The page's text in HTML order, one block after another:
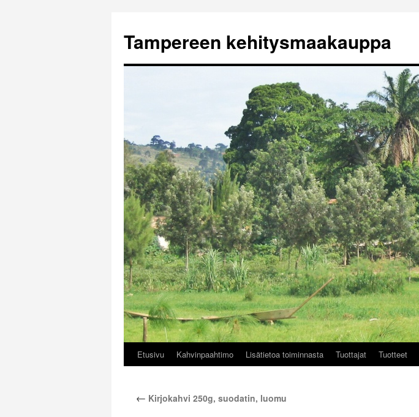
Tampereen kehitysmaakauppa
Siirry
Etusivu Kahvinpaahtimo Lisätietoa toiminnasta Tuottajat Tuotteet
← Kirjokahvi 250g, suodatin, luomu